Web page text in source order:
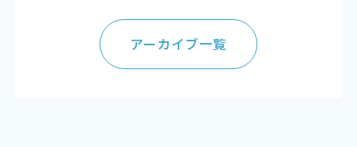
アーカイブ一覧